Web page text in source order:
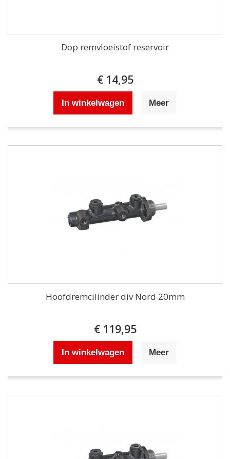
Dop remvloeistof reservoir
€ 14,95
In winkelwagen Meer
Hoofdremcilinder div Nord 20mm
€ 119,95
In winkelwagen Meer